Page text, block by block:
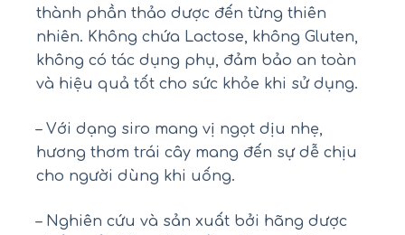
thành phần thảo dược đến từng thiên
nhiên. Không chứa Lactose, không Gluten,
không có tác dụng phụ, đảm bảo an toàn
và hiệu quả tốt cho sức khỏe khi sử dụng.
– Với dạng siro mang vị ngọt dịu nhẹ,
hương thơm trái cây mang đến sự dễ chịu
cho người dùng khi uống.
– Nghiên cứu và sản xuất bởi hãng dược